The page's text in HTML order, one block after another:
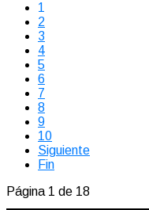
1
2
3
4
5
6
7
8
9
10
Siguiente
Fin
Página 1 de 18